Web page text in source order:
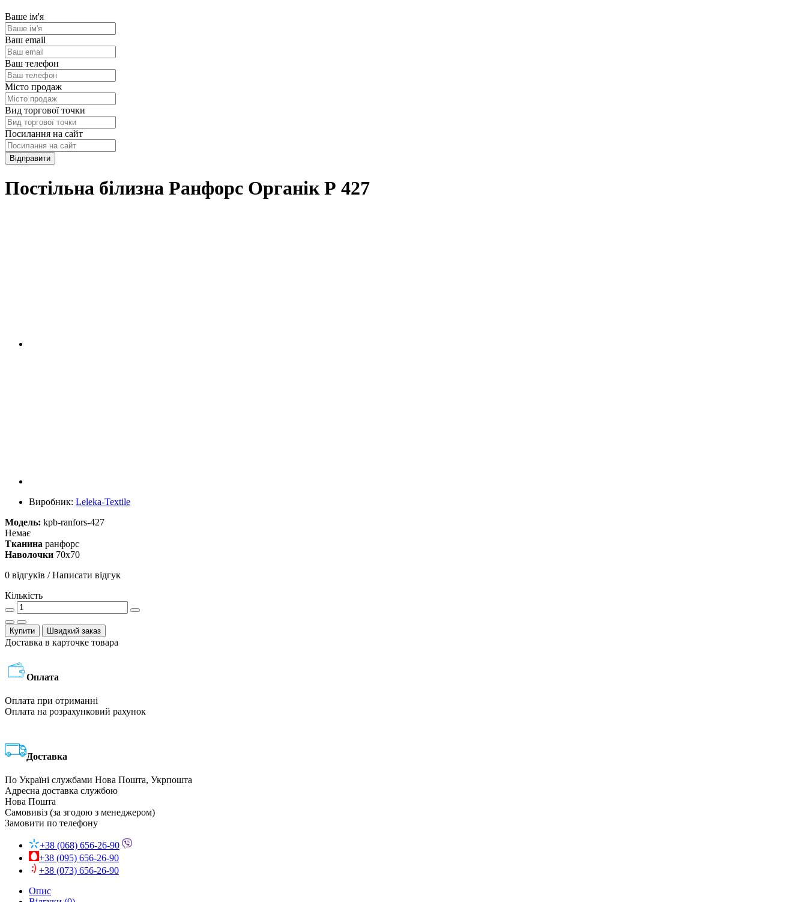
Ваше ім'я
Ваш email
Ваш телефон
Місто продаж
Вид торгової точки
Посилання на сайт
Відправити
Постільна білизна Ранфорс Органік Р 427
Виробник: Leleka-Textile
Модель: kpb-ranfors-427
Немає
Тканина ранфорс
Наволочки 70х70
0 відгуків /Написати відгук
Кількість
Купити Швидкий заказ
Доставка в карточке товара
Оплата
Оплата при отриманні
Оплата на розрахунковий рахунок
Доставка
По Україні службами Нова Пошта, Укрпошта
Адресна доставка службою
Нова Пошта
Самовивіз (за згодою з менеджером)
Замовити по телефону
+38 (068) 656-26-90
+38 (095) 656-26-90
+38 (073) 656-26-90
Опис